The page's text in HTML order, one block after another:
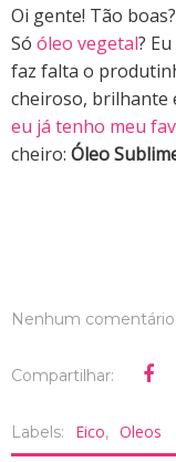
Oi gente! Tão
Só óleo vegetal?
faz falta o
cheiroso, brilhante
eu já tenho meu
cheiro: Óleo
Nenhum comentário
Compartilhar:
Labels: Eico, Oleos